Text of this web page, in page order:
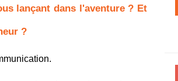
lançant dans l'aventure ? Et
?